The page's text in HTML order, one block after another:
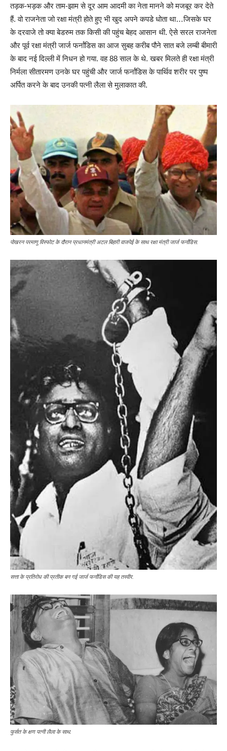
तड़क-भड़क और ताम-झाम से दूर आम आदमी का नेता मानने को मजबूर कर देते
हैं. वो राजनेता जो रक्षा मंत्री होते हुए भी खुद अपने कपडे धोता था…जिसके घर
के दरवाजे तो क्या बेडरुम तक किसी की पहुंच बेहद आसान थी. ऐसे सरल राजनेता
और पूर्व रक्षा मंत्री जार्ज फर्नांडिस का आज सुबह करीब पौने सात बजे लम्बी बीमारी
के बाद नई दिल्ली में निधन हो गया. वह 88 साल के थे. खबर मिलते ही रक्षा मंत्री
निर्मला सीतारमण उनके घर पहुंची और जार्ज फर्नांडिस के पार्थिव शरीर पर पुष्प
अर्पित करने के बाद उनकी पत्नी लैला से मुलाकात की.
पोखरन परमाणु विस्फोट के दौरान प्रधानमंत्री अटल बिहारी वाजपेई के साथ रक्षा मंत्री जार्ज फर्नांडिस.
सत्ता के प्रतिरोध की प्रतीक बन गई जार्ज फर्नांडिस की यह तस्वीर.
फुर्सत के क्षण पत्नी लैला के साथ.